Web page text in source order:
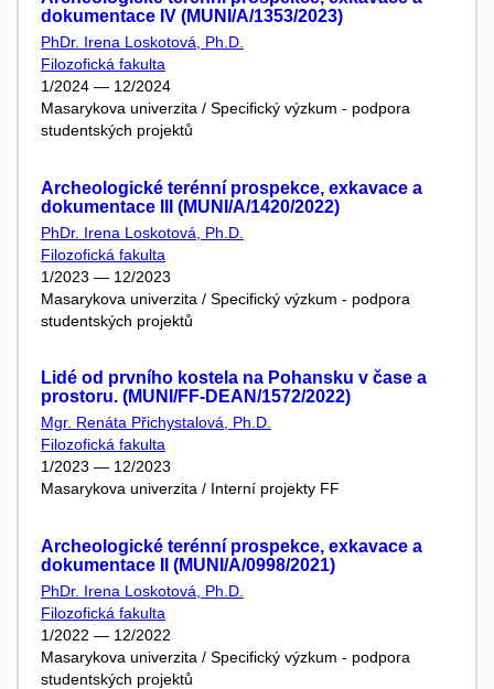
dokumentace IV (MUNI/A/1353/2023)
PhDr. Irena Loskotová, Ph.D.
Filozofická fakulta
1/2024 — 12/2024
Masarykova univerzita / Specifický výzkum - podpora
studentských projektů
Archeologické terénní prospekce, exkavace a
dokumentace III (MUNI/A/1420/2022)
PhDr. Irena Loskotová, Ph.D.
Filozofická fakulta
1/2023 — 12/2023
Masarykova univerzita / Specifický výzkum - podpora
studentských projektů
Lidé od prvního kostela na Pohansku v čase a
prostoru. (MUNI/FF-DEAN/1572/2022)
Mgr. Renáta Přichystalová, Ph.D.
Filozofická fakulta
1/2023 — 12/2023
Masarykova univerzita / Interní projekty FF
Archeologické terénní prospekce, exkavace a
dokumentace II (MUNI/A/0998/2021)
PhDr. Irena Loskotová, Ph.D.
Filozofická fakulta
1/2022 — 12/2022
Masarykova univerzita / Specifický výzkum - podpora
studentských projektů